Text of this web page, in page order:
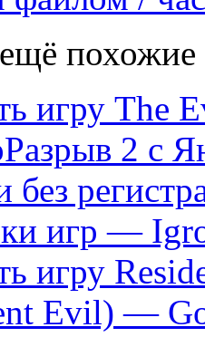
игру The
2 с
без
игр —
игру
Evil) —